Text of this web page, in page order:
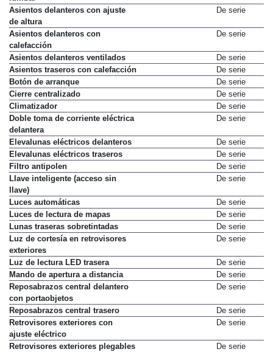
Asientos delanteros con ajuste
de altura
De serie
Asientos delanteros con
calefacción
De serie
Asientos delanteros ventilados
De serie
Asientos traseros con calefacción
De serie
Botón de arranque
De serie
Cierre centralizado
De serie
Climatizador
De serie
Doble toma de corriente eléctrica
delantera
De serie
Elevalunas eléctricos delanteros
De serie
Elevalunas eléctricos traseros
De serie
Filtro antipolen
De serie
Llave inteligente (acceso sin
llave)
De serie
Luces automáticas
De serie
Luces de lectura de mapas
De serie
Lunas traseras sobretintadas
De serie
Luz de cortesía en retrovisores
exteriores
De serie
Luz de lectura LED trasera
De serie
Mando de apertura a distancia
De serie
Reposabrazos central delantero
con portaobjetos
De serie
Reposabrazos central trasero
De serie
Retrovisores exteriores con
ajuste eléctrico
De serie
Retrovisores exteriores plegables
De serie